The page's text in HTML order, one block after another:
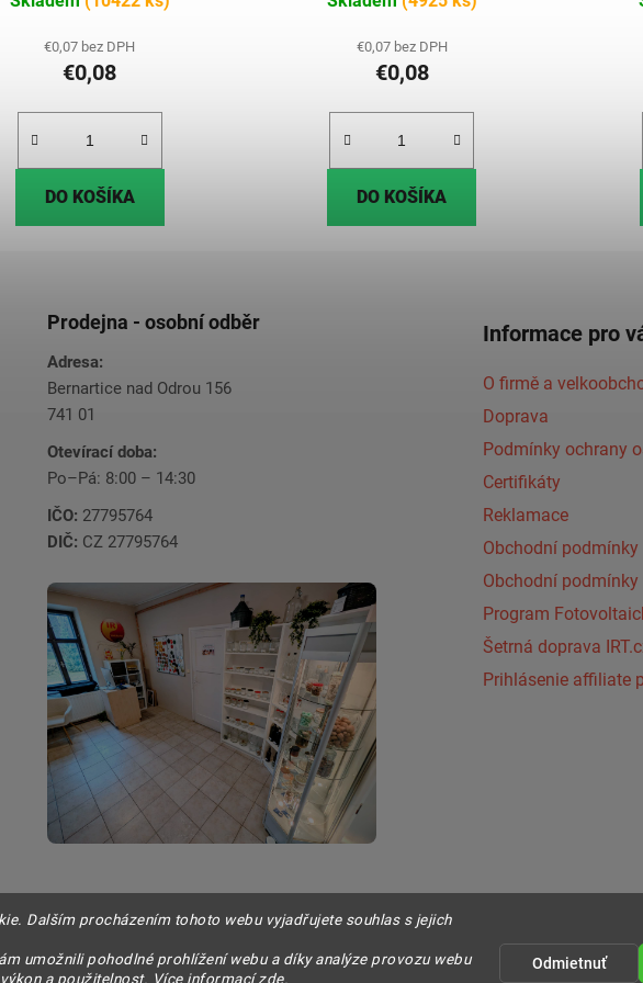
Dalším procházením tohoto webu vyjadřujete souhlas s jejich
umožnili pohodlné prohlížení webu a díky analýze provozu webu
a použitelnost. Více informacízde.
Odmietnuť
€0,07 bez DPH
€0,08
DO KOŠÍKA
€0,07 bez DPH
€0,08
DO KOŠÍKA
Prodejna - osobní odběr
Adresa:
Bernartice nad Odrou 156
741 01
Otevírací doba:
Po–Pá: 8:00 – 14:30
IČO: 27795764
DIČ: CZ 27795764
Informace pro
O firmě a
Doprava
Podmínky ochrany
Certifikáty
Reklamace
Obchodní
Obchodní podmínky
Program
Šetrná doprava
Prihlásenie affiliate